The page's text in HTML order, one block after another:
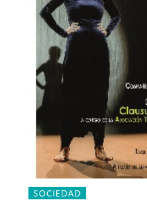
SOCIEDAD